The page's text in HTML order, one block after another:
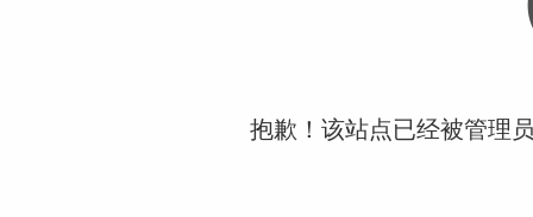
抱歉！该站点已经被管理